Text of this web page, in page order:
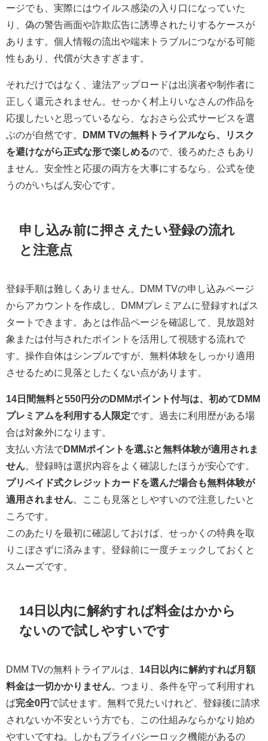
ージでも、実際にはウイルス感染の入り口になっていた
り、偽の警告画面や詐欺広告に誘導されたりするケースが
あります。個人情報の流出や端末トラブルにつながる可能
性もあり、代償が大きすぎます。
それだけではなく、違法アップロードは出演者や制作者に
正しく還元されません。せっかく村上りいなさんの作品を
応援したいと思っているなら、なおさら公式サービスを選
ぶのが自然です。
DMM TVの無料トライアルなら、リスク
を避けながら正式な形で楽しめるので、後ろめたさもあり
ません。安全性と応援の両方を大事にするなら、公式を使
うのがいちばん安心です。
申し込み前に押さえたい登録の流れ
と注意点
登録手順は難しくありません。DMM TVの申し込みページ
からアカウントを作成し、DMMプレミアムに登録すればス
タートできます。あとは作品ページを確認して、見放題対
象または付与されたポイントを活用して視聴する流れで
す。操作自体はシンプルですが、無料体験をしっかり適用
させるために見落としたくない点があります。
14日間無料と550円分のDMMポイント付与は、初めてDMM
プレミアムを利用する人限定です。過去に利用歴がある場
合は対象外になります。
支払い方法でDMMポイントを選ぶと無料体験が適用されま
せん 。登録時は選択内容をよく確認したほうが安心です。
プリペイド式クレジットカードを選んだ場合も無料体験が
適用されません 。ここも見落としやすいので注意したいと
ころです。
このあたりを最初に確認しておけば、せっかくの特典を取
りこぼさずに済みます。登録前に一度チェックしておくと
スムーズです。
14日以内に解約すれば料金はかから
ないので試しやすいです
DMM TVの無料トライアルは、 14日以内に解約すれば月額
料金は一切かかりません 。つまり、条件を守って利用すれ
ば完全0円 で試せます。無料で見たいけれど、登録後に請求
されないか不安という方でも、この仕組みならかなり始め
やすいですね。しかもプライバシーロック機能があるの